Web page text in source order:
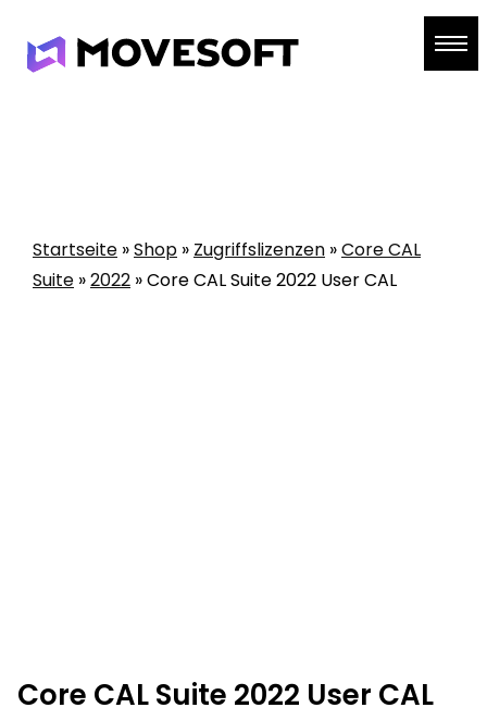
content
Startseite »Shop » Zugriffslizenzen »Core CAL
Suite »2022 »Core CAL Suite 2022 User CAL
Core CAL Suite 2022 User CAL